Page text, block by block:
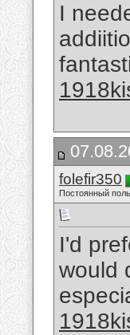
I
folefir350
Постоянный
I'd
would